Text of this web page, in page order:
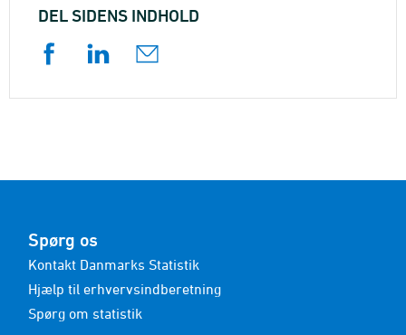
DEL SIDENS INDHOLD
Spørg os
Kontakt Danmarks Statistik
Hjælp til erhvervsindberetning
Spørg om statistik